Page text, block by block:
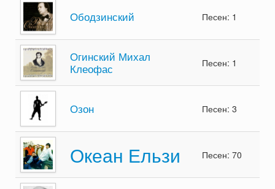
Ободзинский Песен: 1
Огинский Михал
Клеофас
Песен: 1
Озон Песен: 3
Океан Ельзи Песен: 70